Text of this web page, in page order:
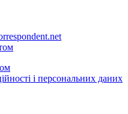
і персональних даних